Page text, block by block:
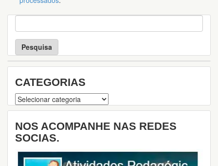
P
e
s
u
i
a
CATEGORIAS
Categorias
NOS ACOMPANHE NAS REDES
SOCIAS.